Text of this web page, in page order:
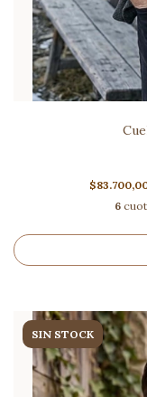
6
SIN STOCK